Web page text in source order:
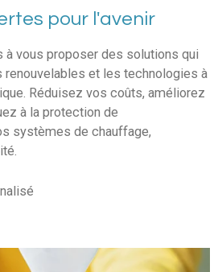
pour l'avenir
vous proposer des solutions qui
et les technologies à
Réduisez vos coûts, améliorez
à la protection de
systèmes de chauffage,